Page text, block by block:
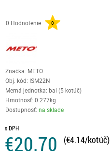
0 Hodnotenie 0
Značka: METO
Obj. kód: ISM22N
Merná jednotka: bal (5 kotúč)
Hmotnosť: 0.277kg
Dostupnosť:na sklade
s DPH
€20.70 (€4.14/kotúč)